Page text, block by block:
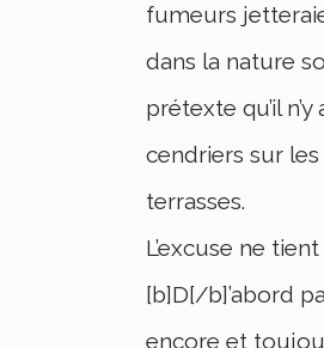
fumeurs
dans la nature
prétexte qu’il
cendriers sur
terrasses.
L’excuse ne tient
[b]D[/b]’abord
encore et